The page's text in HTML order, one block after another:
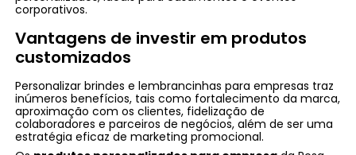
corporativos.
Vantagens de investir em produtos
customizados
Personalizar brindes e lembrancinhas para empresas traz
inúmeros benefícios, tais como fortalecimento da marca,
aproximação com os clientes, fidelização de
colaboradores e parceiros de negócios, além de ser uma
estratégia eficaz de marketing promocional.